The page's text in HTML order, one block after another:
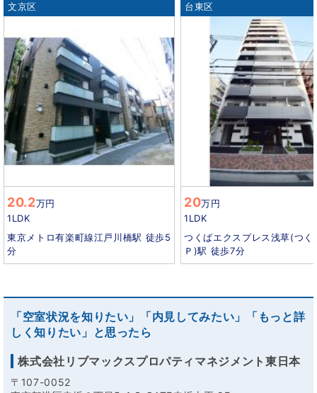
文京区
20.2万円
1LDK
東京メトロ有楽町線江戸川橋駅 徒歩5
分
台東区
20万円
1LDK
つくばエクスプレス浅草(つく
Ｐ)駅 徒歩7分
「空室状況を知りたい」「内見してみたい」「もっと詳
しく知りたい」と思ったら
株式会社リブマックスプロパティマネジメント東日本
〒107-0052